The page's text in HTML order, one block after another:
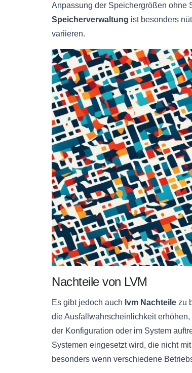
Anpassung der Speichergrößen ohne
Speicherverwaltung ist besonders
variieren.
Nachteile von LVM
Es gibt jedoch auch lvm Nachteile zu
die Ausfallwahrscheinlichkeit
der Konfiguration oder im System
Systemen eingesetzt wird, die nicht
besonders wenn verschiedene